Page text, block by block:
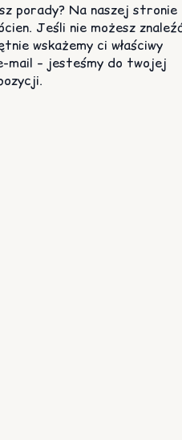
porady? Na naszej stronie
Jeśli nie możesz
wskażemy ci właściwy
mail – jesteśmy do twojej